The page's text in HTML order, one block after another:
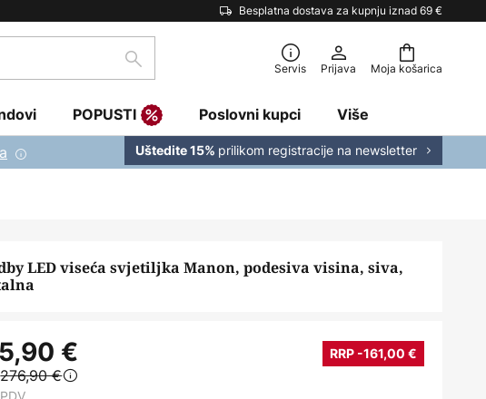
Besplatna dostava za kupnju iznad 69 €
Moja košarica
traži Servis Prijava
POPUSTI Poslovni kupci Više
Uštedite 15% prilikom registracije na newsletter
LED viseća svjetiljka Manon, podesiva visina, siva,
€ RRP -161,00 €
276,90 €